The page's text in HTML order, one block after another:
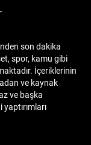
son dakika
spor, kamu gibi
İçeriklerinin
ve kaynak
ve başka